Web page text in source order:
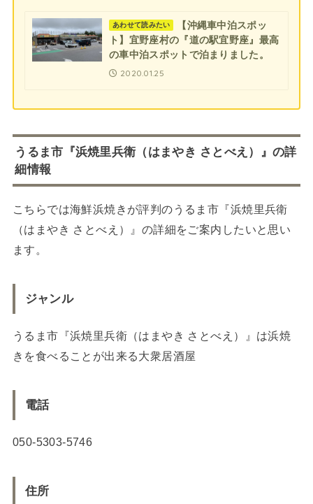
あわせて読みたい
【沖縄車中泊スポッ
ト】宜野座村の『道の駅宜野座』最高
の車中泊スポットで泊まりました。
2020.01.25
うるま市『浜焼里兵衛（はまやき さとべえ）』の詳
細情報
こちらでは海鮮浜焼きが評判のうるま市『浜焼里兵衛
（はまやき さとべえ）』の詳細をご案内したいと思い
ます。
ジャンル
うるま市『浜焼里兵衛（はまやき さとべえ）』は浜焼
きを食べることが出来る大衆居酒屋
電話
050-5303-5746
住所